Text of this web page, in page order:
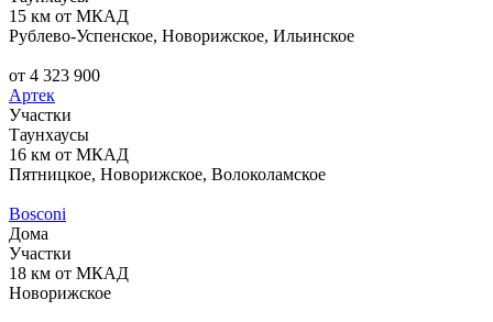
15 км от МКАД
Рублево-Успенское, Новорижское, Ильинское
от 4 323 900
Артек
Участки
Таунхаусы
16 км от МКАД
Пятницкое, Новорижское, Волоколамское
Bosconi
Дома
Участки
18 км от МКАД
Новорижское